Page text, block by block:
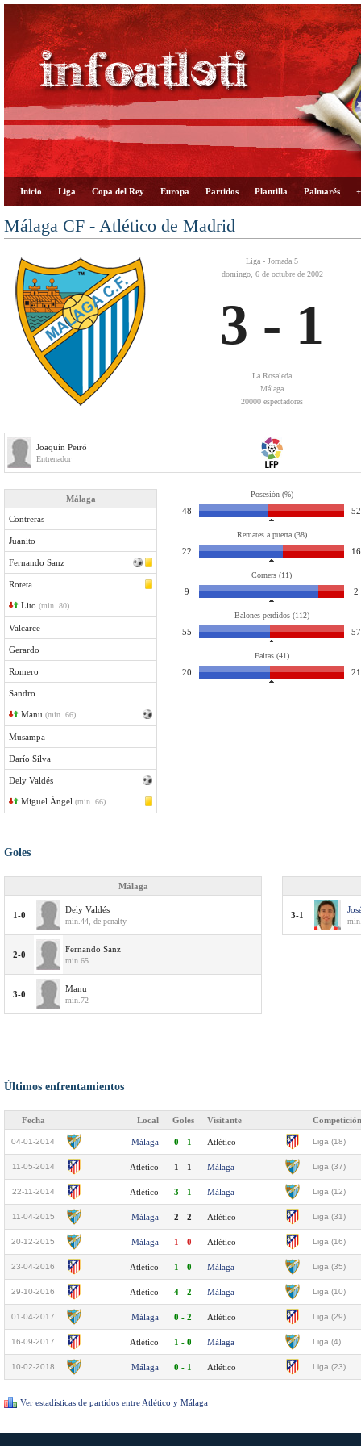
Inicio Liga Copa del Rey Europa Partidos Plantilla Palmarés
Málaga CF - Atlético de Madrid
Liga - Jornada 5
domingo, 6 de octubre de 2002
3 - 1
La Rosaleda
Málaga
20000 espectadores
Joaquín Peiró
Entrenador
Málaga
Contreras
Juanito
Fernando Sanz
Roteta
Lito (min. 80)
Valcarce
Gerardo
Romero
Sandro
Manu (min. 66)
Musampa
Darío Silva
Dely Valdés
Miguel Ángel (min. 66)
Posesión (%)
48 52
Remates a puerta (38)
22 16
Corners (11)
9 2
Balones perdidos (112)
55 57
Faltas (41)
20 21
Goles
Málaga
1-0
Dely Valdés
min.44, de penalty
2-0
Fernando Sanz
min.65
3-0
Manu
min.72
3-1
Últimos enfrentamientos
Fecha Local Goles Visitante Competición
04-01-2014 Málaga 0 - 1 Atlético Liga (18)
11-05-2014 Atlético 1 - 1 Málaga Liga (37)
22-11-2014 Atlético 3 - 1 Málaga Liga (12)
11-04-2015 Málaga 2 - 2 Atlético Liga (31)
20-12-2015 Málaga 1 - 0 Atlético Liga (16)
23-04-2016 Atlético 1 - 0 Málaga Liga (35)
29-10-2016 Atlético 4 - 2 Málaga Liga (10)
01-04-2017 Málaga 0 - 2 Atlético Liga (29)
16-09-2017 Atlético 1 - 0 Málaga Liga (4)
10-02-2018 Málaga 0 - 1 Atlético Liga (23)
Ver estadísticas de partidos entre Atlético y Málaga